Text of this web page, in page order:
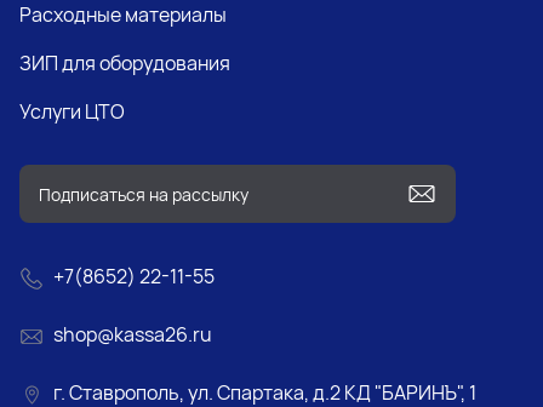
Расходные материалы
ЗИП для оборудования
Услуги ЦТО
+7(8652) 22-11-55
shop@kassa26.ru
г. Ставрополь, ул. Спартака, д.2 КД "БАРИНЪ", 1